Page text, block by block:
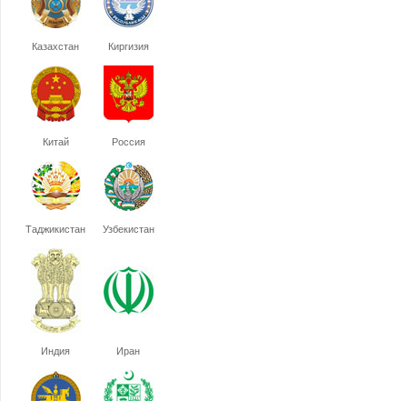
Казахстан Киргизия
Китай Россия
Таджикистан Узбекистан
Индия Иран